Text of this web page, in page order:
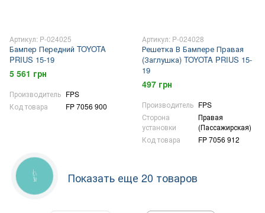
Артикул: P-024025
Бампер Передний TOYOTA
PRIUS 15-19
5 561 грн
Производитель FPS
Код товара
FP 7056 900
Артикул: P-024028
Решетка В Бампере Правая
(Заглушка) TOYOTA PRIUS 15-
19
497 грн
Производитель FPS
Сторона
установки
Правая
(Пассажирская)
Код товара
FP 7056 912
Показать еще 20 товаров
КНОПКА
СВЯЗИ